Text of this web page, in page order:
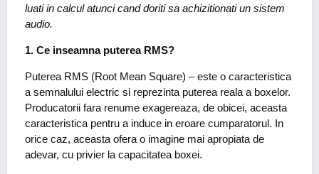
luati in calcul atunci cand doriti sa achizitionati un sistem
audio.
1. Ce inseamna puterea RMS?
Puterea RMS (Root Mean Square) – este o caracteristica
a semnalului electric si reprezinta puterea reala a boxelor.
Producatorii fara renume exagereaza, de obicei, aceasta
caracteristica pentru a induce in eroare cumparatorul. In
orice caz, aceasta ofera o imagine mai apropiata de
adevar, cu privier la capacitatea boxei.